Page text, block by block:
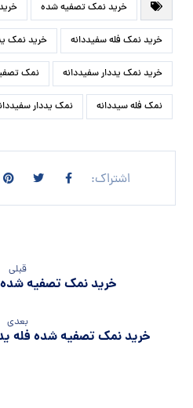
خرید نمک تصفیه شده
خرید نمک فله سفیددانه خرید نمک
خرید نمک یددار سفیددانه نمک
نمک فله سیددانه نمک یددار
قبلی
خرید نمک تصفیه شده
بعدی
خرید نمک تصفیه شده فله